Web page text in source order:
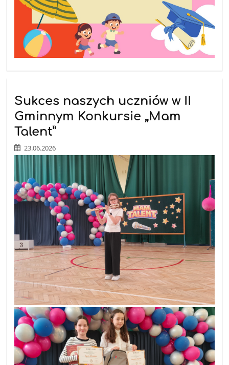
Sukces naszych uczniów w II
Gminnym Konkursie „Mam
Talent”
23.06.2026